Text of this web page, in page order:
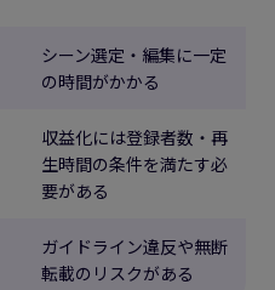
シーン選定・編集に一定
の時間がかかる
収益化には登録者数・再
生時間の条件を満たす必
要がある
ガイドライン違反や無断
転載のリスクがある